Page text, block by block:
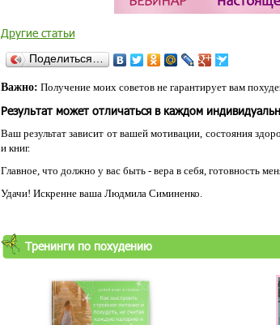
Другие статьи
Поделиться…
Важно: Получение моих советов не гарантирует вам
Результат может отличаться в каждом
Ваш результат зависит от вашей мотивации, состояния
и книг.
Главное, что должно у вас быть - вера в себя, готовность
Удачи! Искренне ваша Людмила Симиненко.
Тренинги по похудению